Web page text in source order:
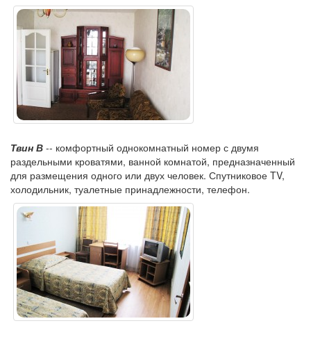
Твин В -- комфортный однокомнатный номер с двумя
раздельными кроватями, ванной комнатой, предназначенный
для размещения одного или двух человек. Спутниковое TV,
холодильник, туалетные принадлежности, телефон.